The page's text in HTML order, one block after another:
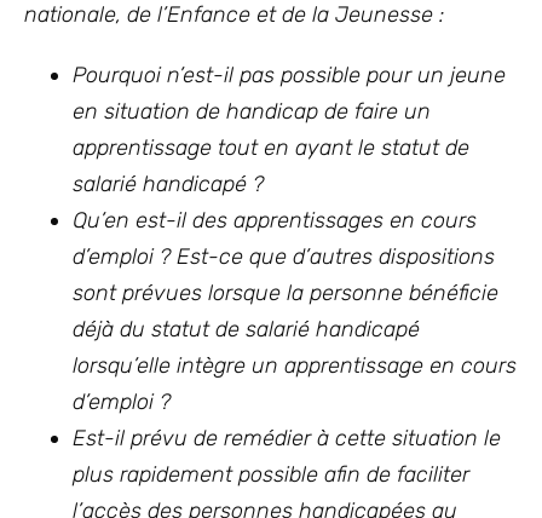
nationale, de l’Enfance et de la Jeunesse :
Pourquoi n’est-il pas possible pour un jeune
en situation de handicap de faire un
apprentissage tout en ayant le statut de
salarié handicapé ?
Qu’en est-il des apprentissages en cours
d’emploi ? Est-ce que d’autres dispositions
sont prévues lorsque la personne bénéficie
déjà du statut de salarié handicapé
lorsqu’elle intègre un apprentissage en cours
d’emploi ?
Est-il prévu de remédier à cette situation le
plus rapidement possible afin de faciliter
l’accès des personnes handicapées au